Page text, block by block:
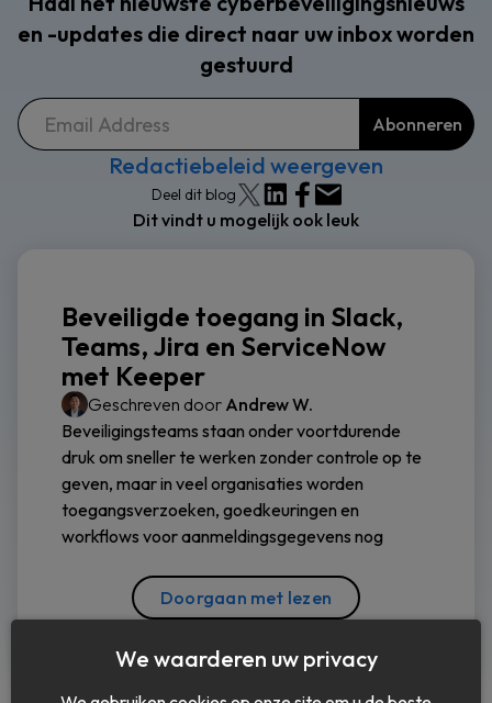
en -updates die direct naar uw inbox worden
gestuurd
Redactiebeleid weergeven
Deel dit blog
Dit vindt u mogelijk ook leuk
Beveiligde toegang in Slack,
Teams, Jira en ServiceNow
met Keeper
Geschreven door Andrew W.
Beveiligingsteams staan onder voortdurende
druk om sneller te werken zonder controle op te
geven, maar in veel organisaties worden
toegangsverzoeken, goedkeuringen en
workflows voor aanmeldingsgegevens nog
Doorgaan met lezen
We waarderen uw privacy